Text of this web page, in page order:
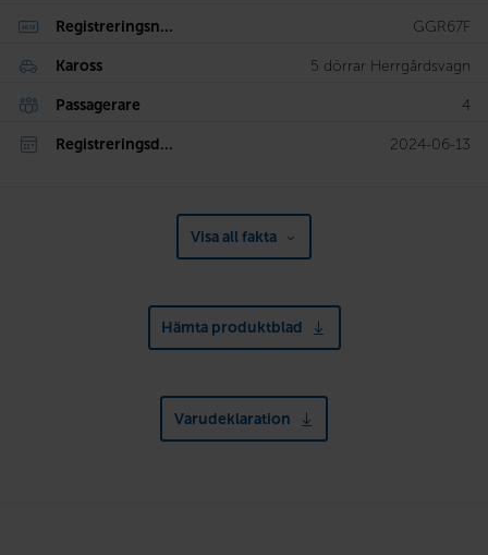
Registreringsn... GGR67F
Kaross 5 dörrar Herrgårdsvagn
Passagerare 4
Registreringsd... 2024-06-13
Visa all fakta
Hämta produktblad
Varudeklaration